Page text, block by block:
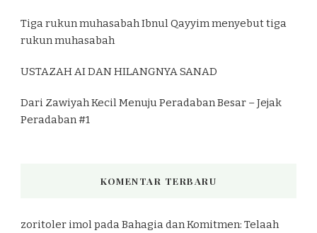
Tiga rukun muhasabah Ibnul Qayyim menyebut tiga
rukun muhasabah
USTAZAH AI DAN HILANGNYA SANAD
Dari Zawiyah Kecil Menuju Peradaban Besar – Jejak
Peradaban #1
KOMENTAR TERBARU
zoritoler imolpadaBahagia dan Komitmen: Telaah